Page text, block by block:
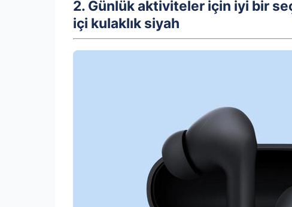
2. Günlük aktiviteler için iyi bir
içi kulaklık siyah